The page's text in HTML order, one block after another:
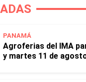
PANAMÁ
Agroferias del IMA
y martes 11 de